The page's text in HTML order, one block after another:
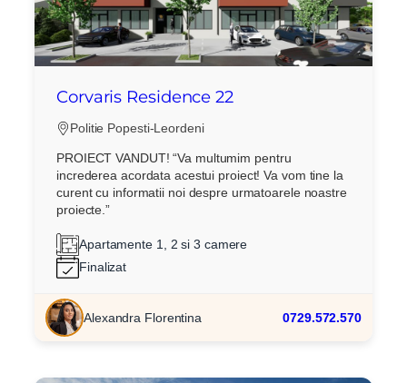
Corvaris Residence 22
Politie Popesti-Leordeni
PROIECT VANDUT! “Va multumim pentru
increderea acordata acestui proiect! Va vom tine la
curent cu informatii noi despre urmatoarele noastre
proiecte.”
Apartamente 1, 2 si 3 camere
Finalizat
Alexandra Florentina 0729.572.570